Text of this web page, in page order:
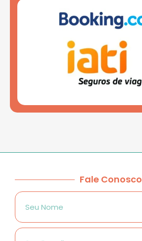
Fale Conosco